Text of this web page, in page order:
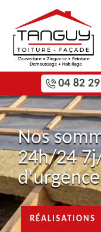
04 82
Nos
24h/24
d'urgence
RÉALISATIONS